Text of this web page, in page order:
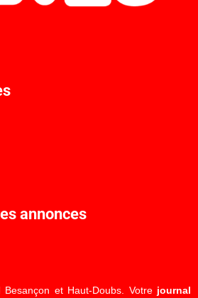
annonces
Besançon et Haut-Doubs. Votre journal